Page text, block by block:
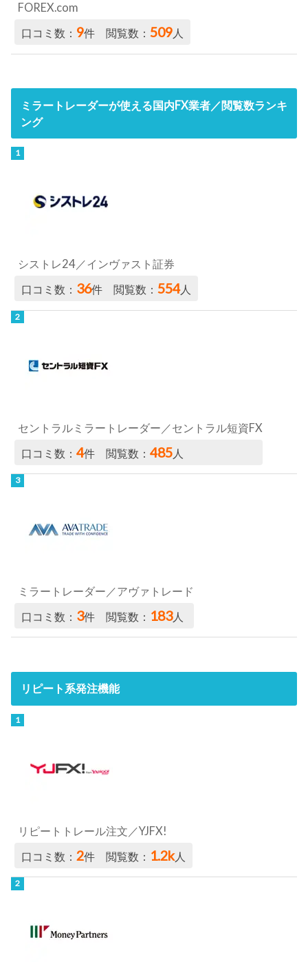
FOREX.com
口コミ数： 9件 閲覧数：509人
ミラートレーダーが使える国内FX業者／閲覧数ランキ
ング
シストレ24／インヴァスト証券
口コミ数： 36件 閲覧数：554人
セントラルミラートレーダー／セントラル短資FX
口コミ数：4件 閲覧数：485 人
ミラートレーダー／アヴァトレード
口コミ数： 3件 閲覧数： 183人
リピート系発注機能
リピートトレール注文／YJFX!
口コミ数：2件 閲覧数： 1.2k人